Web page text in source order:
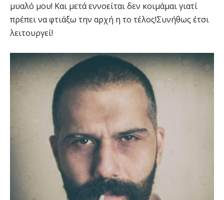
μυαλό μου! Και μετά εννοείται δεν κοιμάμαι γιατί
πρέπει να φτιάξω την αρχή η το τέλος!Συνήθως έτσι
λειτουργεί!